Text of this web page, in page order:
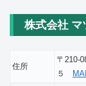
株式会社 マ
住所
〒210-
５